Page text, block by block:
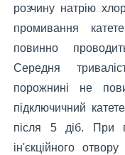
розчину натрію
промивання
повинно
Середня
порожнині не
підключичний
після 5 діб. При
ін'єкційного